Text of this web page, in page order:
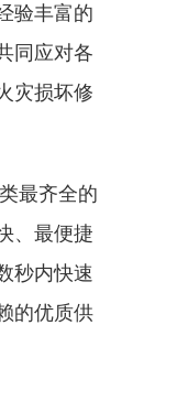
验丰富的
同应对各
灾损坏修
最齐全的
、最便捷
秒内快速
的优质供